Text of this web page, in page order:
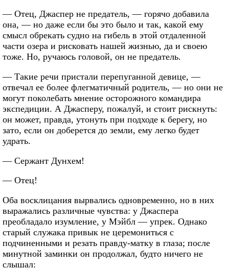
— Отец, Джаспер не предатель, — горячо добавила
она, — но даже если бы это было и так, какой ему
смысл обрекать судно на гибель в этой отдаленной
части озера и рисковать нашей жизнью, да и своею
тоже. Но, ручаюсь головой, он не предатель.
— Такие речи пристали перепуганной девице, —
отвечал ее более флегматичный родитель, — но они не
могут поколебать мнение осторожного командира
экспедиции. А Джасперу, пожалуй, и стоит рискнуть:
он может, правда, утонуть при подходе к берегу, но
зато, если он доберется до земли, ему легко будет
удрать.
— Сержант Дунхем!
— Отец!
Оба восклицания вырвались одновременно, но в них
выражались различные чувства: у Джаспера
преобладало изумление, у Мэйбл — упрек. Однако
старый служака привык не церемониться с
подчиненными и резать правду-матку в глаза; после
минутной заминки он продолжал, будто ничего не
слышал: